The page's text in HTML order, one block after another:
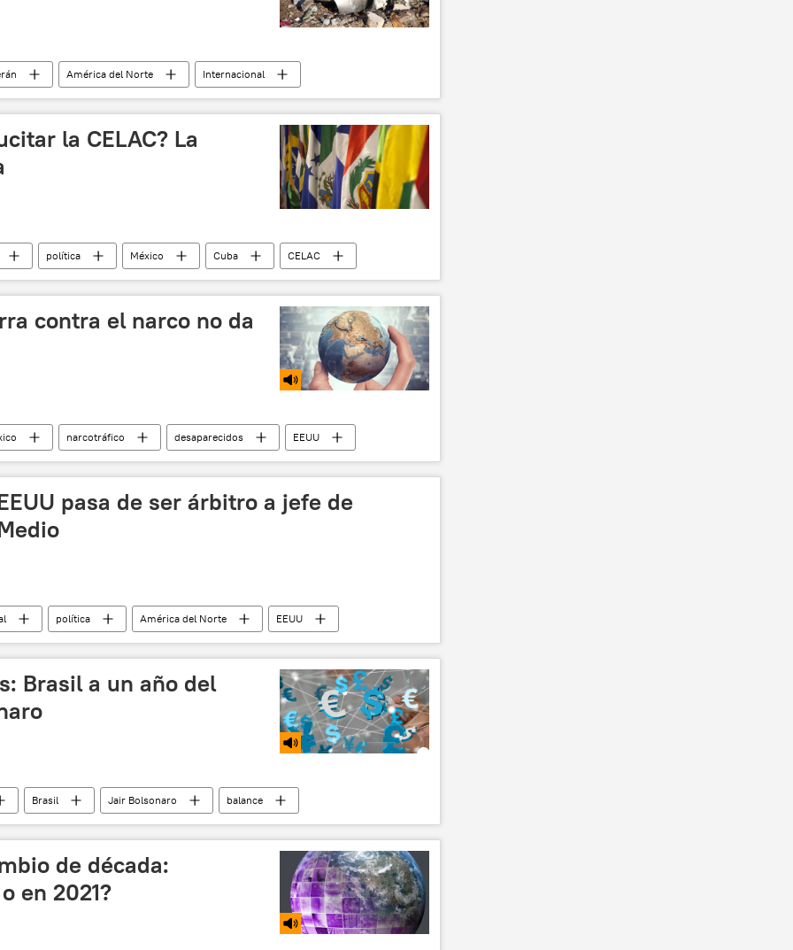
América del Norte
Internacional
Irán Teherán Ucrania
siniestro
la CELAC? La
política México Cuba
CELAC
contra el narco no da
narcotráfico desaparecidos
EEUU
de CELAC Bolivia
Jeanine Áñez
pasa de ser árbitro a jefe de
política América del Norte
EEUU
Brasil a un año del
Brasil Jair Bolsonaro
balance
Economía
de década:
en 2021?